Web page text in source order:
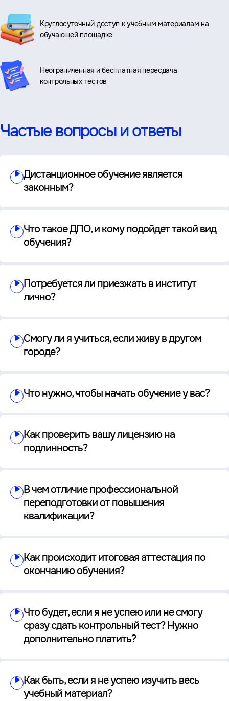
Круглосуточный доступ к учебным материалам на
обучающей площадке
Неограниченная и бесплатная пересдача
контрольных тестов
Частые вопросы и ответы
Дистанционное обучение является
законным?
Что такое ДПО, и кому подойдет такой вид
обучения?
Потребуется ли приезжать в институт
лично?
Смогу ли я учиться, если живу в другом
городе?
Что нужно, чтобы начать обучение у вас?
Как проверить вашу лицензию на
подлинность?
В чем отличие профессиональной
переподготовки от повышения
квалификации?
Как происходит итоговая аттестация по
окончанию обучения?
Что будет, если я не успею или не смогу
сразу сдать контрольный тест? Нужно
дополнительно платить?
Как быть, если я не успею изучить весь
учебный материал?